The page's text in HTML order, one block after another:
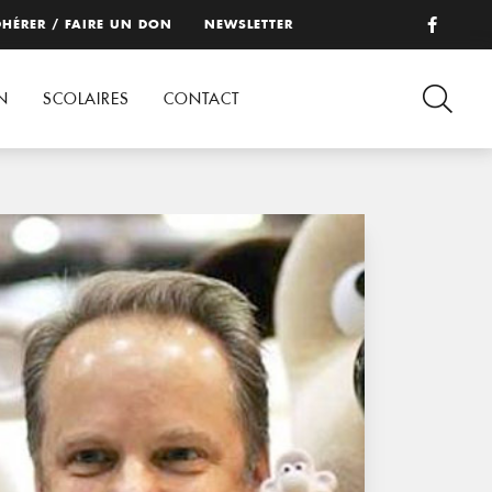
/ FAIRE UN DON NEWSLETTER
SCOLAIRES CONTACT